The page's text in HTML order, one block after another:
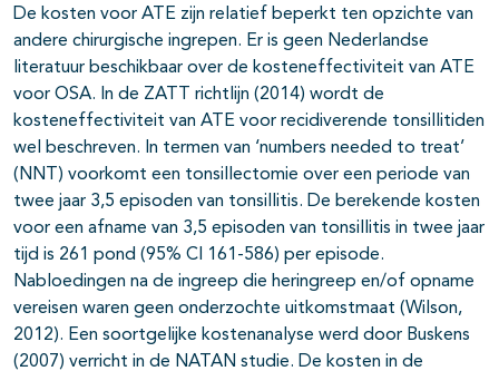
De kosten voor ATE zijn relatief beperkt ten opzichte van
andere chirurgische ingrepen. Er is geen Nederlandse
literatuur beschikbaar over de kosteneffectiviteit van ATE
voor OSA. In de ZATT richtlijn (2014) wordt de
kosteneffectiviteit van ATE voor recidiverende tonsillitiden
wel beschreven. In termen van ‘numbers needed to treat’
(NNT) voorkomt een tonsillectomie over een periode van
twee jaar 3,5 episoden van tonsillitis. De berekende kosten
voor een afname van 3,5 episoden van tonsillitis in twee jaar
tijd is 261 pond (95% CI 161-586) per episode.
Nabloedingen na de ingreep die heringreep en/of opname
vereisen waren geen onderzochte uitkomstmaat (Wilson,
2012). Een soortgelijke kostenanalyse werd door Buskens
(2007) verricht in de NATAN studie. De kosten in de